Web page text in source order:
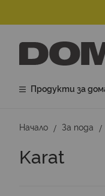
Продукти за
Начало За пода
Karat